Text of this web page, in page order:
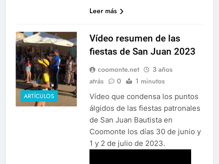
Leer más
ARTÍCULOS
Vídeo resumen de las
fiestas de San Juan 2023
coomonte.net
3 años
atrás
0 1 minutos
Vídeo que condensa los puntos
álgidos de las fiestas patronales
de San Juan Bautista en
Coomonte los días 30 de junio y
1 y 2 de julio de 2023.